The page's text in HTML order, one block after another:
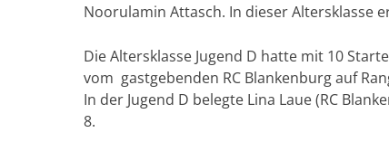
Noorulamin Attasch. In dieser Altersklasse
Die Altersklasse Jugend D hatte mit 10
vom gastgebenden RC Blankenburg auf
In der Jugend D belegte Lina Laue (RC
8.